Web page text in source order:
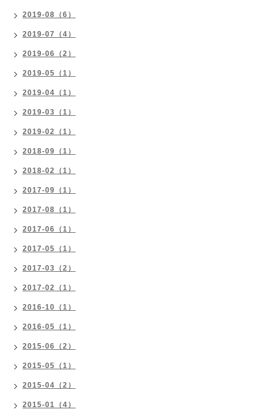
2019-08（6）
2019-07（4）
2019-06（2）
2019-05（1）
2019-04（1）
2019-03（1）
2019-02（1）
2018-09（1）
2018-02（1）
2017-09（1）
2017-08（1）
2017-06（1）
2017-05（1）
2017-03（2）
2017-02（1）
2016-10（1）
2016-05（1）
2015-06（2）
2015-05（1）
2015-04（2）
2015-01（4）